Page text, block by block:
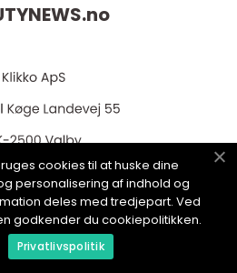
no
www.klikko.dk
cookies til at huske dine
personalisering af indhold og
deles med tredjepart. Ved
godkender du cookiepolitikken.
Privatlivspolitik